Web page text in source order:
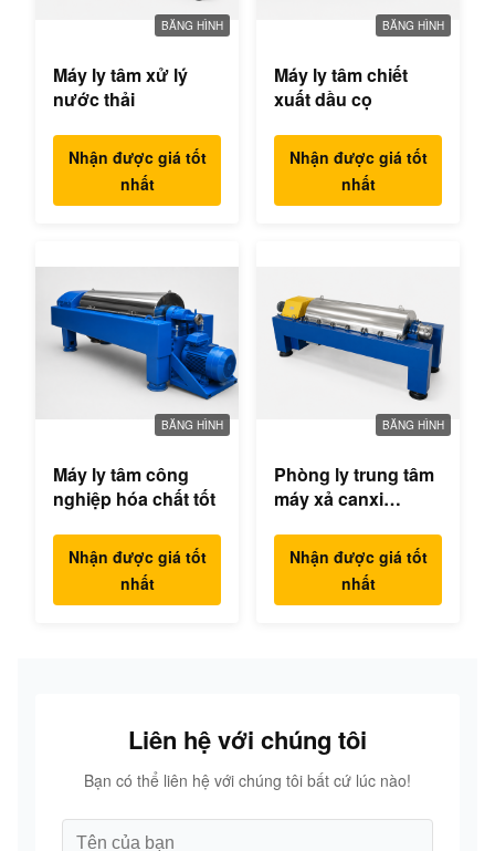
BĂNG HÌNH
Máy ly tâm xử lý
nước thải
Nhận được giá tốt
nhất
BĂNG HÌNH
Máy ly tâm chiết
xuất dầu cọ
Nhận được giá tốt
nhất
BĂNG HÌNH
Máy ly tâm công
nghiệp hóa chất tốt
Nhận được giá tốt
nhất
BĂNG HÌNH
Phòng ly trung tâm
máy xả canxi
Nhận được giá tốt
nhất
Liên hệ với chúng tôi
Bạn có thể liên hệ với chúng tôi bất cứ lúc nào!